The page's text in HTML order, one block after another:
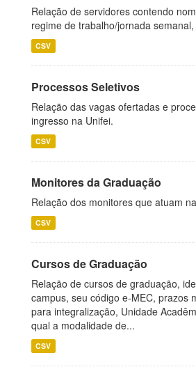
Relação de servidores contendo
regime de trabalho/jornada
CSV
Processos Seletivos
Relação das vagas ofertadas e
ingresso na Unifei.
CSV
Monitores da Graduação
Relação dos monitores que atuam
CSV
Cursos de Graduação
Relação de cursos de graduação,
campus, seu código e-MEC, prazos
para integralização, Unidade
qual a modalidade de...
CSV